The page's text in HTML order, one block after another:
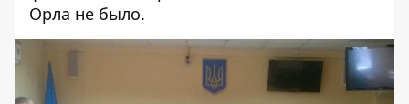
Орла не было.